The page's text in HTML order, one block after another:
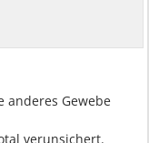
anderes Gewebe
verunsichert.